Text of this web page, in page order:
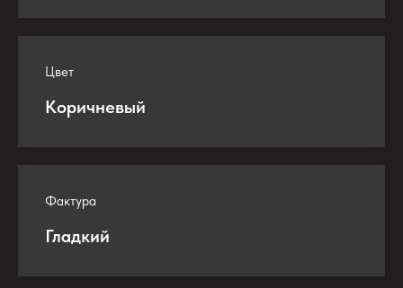
Цвет
Коричневый
Фактура
Гладкий